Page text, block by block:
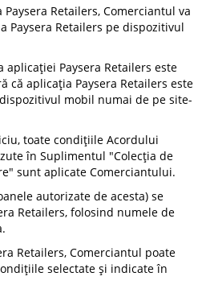
Retailers, Comerciantul va
Paysera Retailers pe dispozitivul
aplicației Paysera Retailers este
că aplicația Paysera Retailers este
mobil numai de pe site-
toate condițiile Acordului
în Suplimentul "Colecția de
sunt aplicate Comerciantului.
autorizate de acesta) se
Retailers, folosind numele de
Retailers, Comerciantul poate
selectate și indicate în